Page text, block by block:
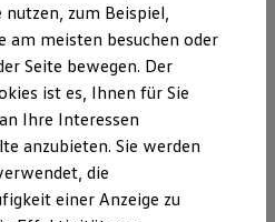
ID. Modelle
Winter
finden
im
zum Beispiel,
am meisten besuchen oder
Seite bewegen. Der
ist es, Ihnen für Sie
Ihre Interessen
anzubieten. Sie werden
die
einer Anzeige zu